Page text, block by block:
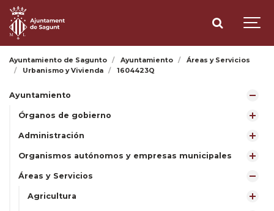
Ayuntamiento de Sagunto Ayuntamiento
Áreas y Servicios
Urbanismo y Vivienda
1604423Q
Ayuntamiento
Órganos de gobierno
Administración
Organismos autónomos y empresas municipales
Áreas y Servicios
Agricultura